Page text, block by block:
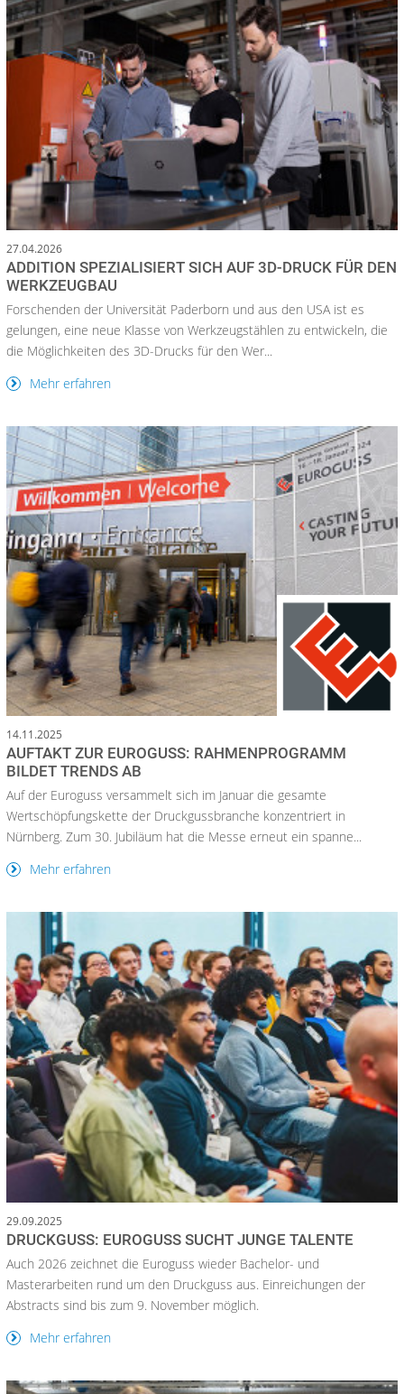
27.04.2026
ADDITION SPEZIALISIERT SICH AUF 3D-DRUCK FÜR DEN
WERKZEUGBAU
Forschenden der Universität Paderborn und aus den USA ist es
gelungen, eine neue Klasse von Werkzeugstählen zu entwickeln, die
die Möglichkeiten des 3D-Drucks für den Wer...
Mehr erfahren
14.11.2025
AUFTAKT ZUR EUROGUSS: RAHMENPROGRAMM
BILDET TRENDS AB
Auf der Euroguss versammelt sich im Januar die gesamte
Wertschöpfungskette der Druckgussbranche konzentriert in
Nürnberg. Zum 30. Jubiläum hat die Messe erneut ein spanne...
Mehr erfahren
29.09.2025
DRUCKGUSS: EUROGUSS SUCHT JUNGE TALENTE
Auch 2026 zeichnet die Euroguss wieder Bachelor- und
Masterarbeiten rund um den Druckguss aus. Einreichungen der
Abstracts sind bis zum 9. November möglich.
Mehr erfahren